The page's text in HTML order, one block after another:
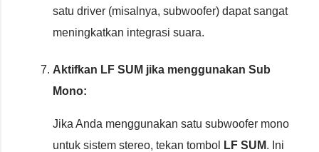
satu driver (misalnya, subwoofer) dapat sangat
meningkatkan integrasi suara.
Aktifkan LF SUM jika menggunakan Sub
Mono:
Jika Anda menggunakan satu subwoofer mono
untuk sistem stereo, tekan tombol
LF SUM. Ini